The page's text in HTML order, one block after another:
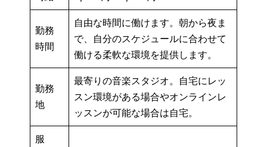
勤務
時間
自由な時間に働けます。朝から夜ま
で、自分のスケジュールに合わせて
働ける柔軟な環境を提供します。
勤務
地
最寄りの音楽スタジオ。自宅にレッ
スン環境がある場合やオンラインレ
ッスンが可能な場合は自宅。
服